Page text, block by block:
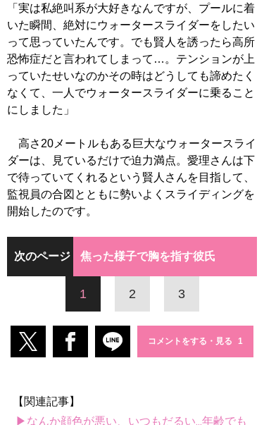
「実は私絶叫系が大好きなんですが、プールに着
いた瞬間、絶対にウォータースライダーをしたい
って思っていたんです。でも賢人を誘ったら高所
恐怖症だと言われてしまって…。テンションが上
っていたせいなのかその時はどうしても諦めたく
なくて、一人でウォータースライダーに乗ること
にしました」
高さ20メートルもある巨大なウォータースライ
ダーは、見ているだけで迫力満点。愛理さんは下
で待っていてくれるという賢人さんを目指して、
監視員の合図とともに勢いよくスライディングを
開始したのです。
次のページ 焦った様子で胸を指す彼氏
1 2 3
コメントをする・見る
【関連記事】
▶なんか顔色が悪い、いつもだるい...年齢でも